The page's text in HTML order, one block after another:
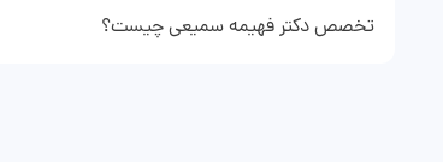
کنید.
تخصص دکتر فهیمه سمیعی چیست؟